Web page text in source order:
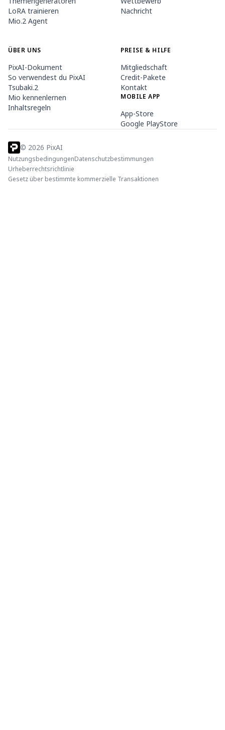
LoRA trainieren
Mio.2 Agent
Nachricht
ÜBER UNS
PixAI-Dokument
So verwendest du PixAI
Tsubaki.2
Mio kennenlernen
Inhaltsregeln
PREISE & HILFE
Mitgliedschaft
Credit-Pakete
Kontakt
MOBILE APP
App-Store
Google PlayStore
© 2026 PixAI
NutzungsbedingungenDatenschutzbestimmungen
Urheberrechtsrichtlinie
Gesetz über bestimmte kommerzielle Transaktionen